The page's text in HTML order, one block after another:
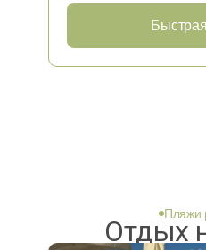
Пляжи
Отдых